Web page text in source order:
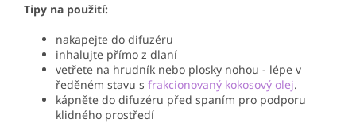
Tipy na použití:
nakapejte do difuzéru
inhalujte přímo z dlaní
vetřete na hrudník nebo plosky nohou - lépe v
ředěném stavu s frakcionovaný kokosový olej.
kápněte do difuzéru před spaním pro podporu
klidného prostředí